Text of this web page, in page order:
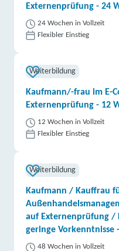
Externenprüfung - 24
24 Wochen in Vollzeit
Flexibler Einstieg
Weiterbildung
Kaufmann/-frau im E-
Externenprüfung - 12
12 Wochen in Vollzeit
Flexibler Einstieg
Weiterbildung
Kaufmann / Kauffrau
auf Externenprüfung /
geringe Vorkenntnisse
48 Wochen in Vollzeit